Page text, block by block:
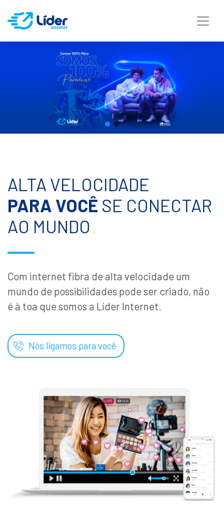
ALTA VELOCIDADE
PARA VOCÊ SE CONECTAR
AO MUNDO.
Com internet fibra de alta velocidade um
mundo de possibilidades pode ser criado, não
é à toa que somos a Líder Internet.
Nós ligamos para você